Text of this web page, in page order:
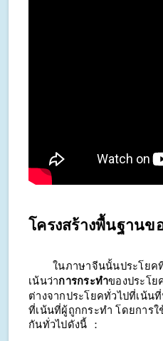
โครงสร้างพื้นฐานข
ในภาษาจีนนั้นประโยคที่
เน้นว่าการกระทำของประโย
ต่างจากประโยคทั่วไปที่เน้น
ที่เน้นที่ผู้ถูกกระทำ โดยการ
กันทั่วไปดังนี้ ：